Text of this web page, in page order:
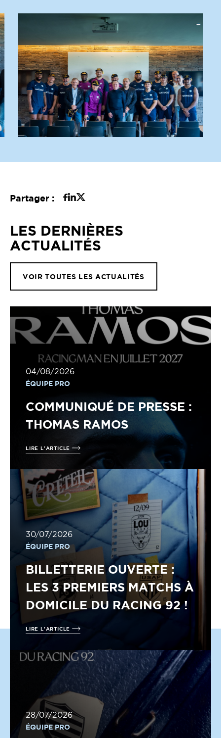
Partager :
LES DERNIÈRES
ACTUALITÉS
VOIR TOUTES LES ACTUALITÉS
04/08/2026
ÉQUIPE PRO
COMMUNIQUÉ DE PRESSE :
THOMAS RAMOS
LIRE L'ARTICLE
30/07/2026
ÉQUIPE PRO
BILLETTERIE OUVERTE :
LES 3 PREMIERS MATCHS À
DOMICILE DU RACING 92 !
LIRE L'ARTICLE
28/07/2026
ÉQUIPE PRO